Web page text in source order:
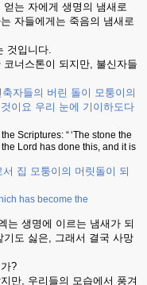
얻는 자에게 생명의 냄새로
자들에게는 죽음의 냄새로
것입니다.
코너스톤이 되지만, 불신자들
축자들의 버린 돌이 모퉁이의
이요 우리 눈에 기이하도다
Scriptures: “ ‘The stone the
Lord has done this, and it is
서 집 모퉁이의 머릿돌이 되
has become the
는 생명에 이르는 냄새가 되
기도 싫은, 그래서 결국 사망
?
만, 우리들의 모습에서 풍겨